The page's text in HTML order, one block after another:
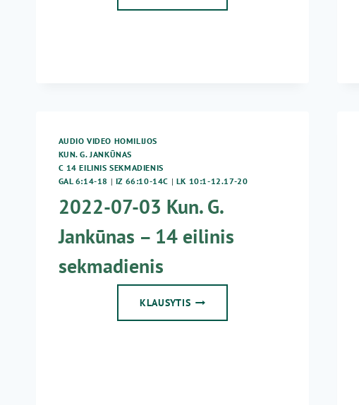
AUDIO VIDEO HOMILIJOS
KUN. G. JANKŪNAS
C 14 EILINIS SEKMADIENIS
GAL 6:14-18 | IZ 66:10-14C | LK 10:1-12.17-20
2022-07-03 Kun. G.
Jankūnas – 14 eilinis
sekmadienis
KLAUSYTIS2022-